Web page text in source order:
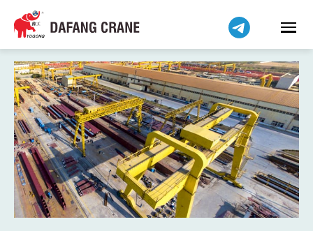
हिन्दी
Bahasa Indonesia
Bahasa Melayu
Tiếng Việt
简体中文
বাংলা
فارسی
اردو
Українська
Čeština